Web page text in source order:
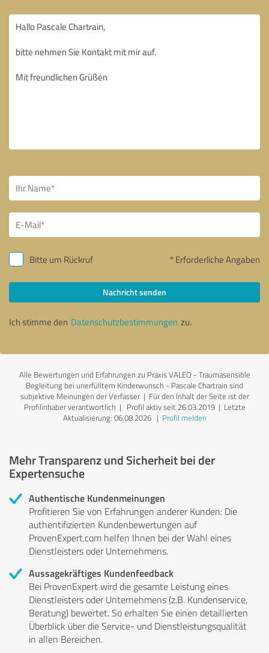
Bitte um Rückruf * Erforderliche Angaben
Nachricht senden
Ich stimme den Datenschutzbestimmungen zu.
Alle Bewertungen und Erfahrungen zu Praxis VALEO - Traumasensible
Begleitung bei unerfülltem Kinderwunsch - Pascale Chartrain sind
subjektive Meinungen der Verfasser | Für den Inhalt der Seite ist der
Profilinhaber verantwortlich | Profil aktiv seit 26.03.2019 | Letzte
Aktualisierung: 06.08.2026| Profil melden
Mehr Transparenz und Sicherheit bei der
Expertensuche
Authentische Kundenmeinungen
Profitieren Sie von Erfahrungen anderer Kunden: Die
authentifizierten Kundenbewertungen auf
ProvenExpert.com helfen Ihnen bei der Wahl eines
Dienstleisters oder Unternehmens.
Aussagekräftiges Kundenfeedback
Bei ProvenExpert wird die gesamte Leistung eines
Dienstleisters oder Unternehmens (z.B. Kundenservice,
Beratung) bewertet. So erhalten Sie einen detaillierten
Überblick über die Service- und Dienstleistungsqualität
in allen Bereichen.